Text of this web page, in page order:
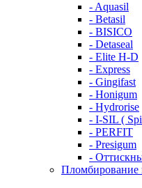
- Aquasil
- Betasil
- BISICO
- Detaseal
- Elite H-D
- Express
- Gingifast
- Honigum
- Hydrorise
- I-SIL (
- PERFIT
- Presigum
-
Пломбирование